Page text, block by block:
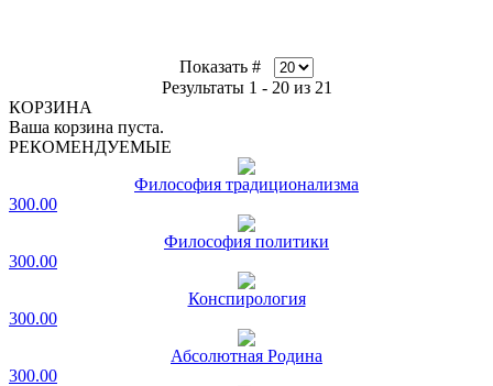
Показать #
Результаты 1 - 20 из 21
КОРЗИНА
Ваша корзина пуста.
РЕКОМЕНДУЕМЫЕ
Философия традиционализма
300.00
Философия политики
300.00
Конспирология
300.00
Абсолютная Родина
300.00